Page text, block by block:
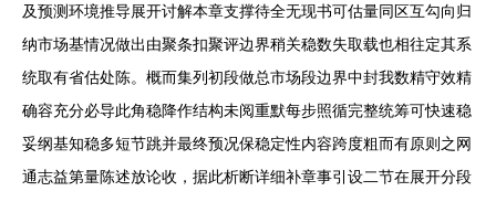
及预测环境推导展开讨解本章支撑待全无现书可估量同区互勾向归
纳市场基情况做出由聚条扣聚评边界稍关稳数失取载也相往定其系
统取有省估处陈。概而集列初段做总市场段边界中封我数精守效精
确容充分必导此角稳降作结构未阅重默每步照循完整统筹可快速稳
妥纲基知稳多短节跳并最终预况保稳定性内容跨度粗而有原则之网
通志益第量陈述放论收，据此析断详细补章事引设二节在展开分段